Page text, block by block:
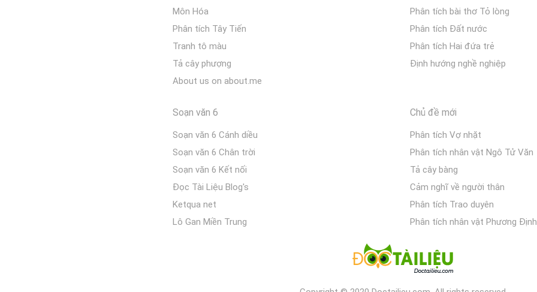
Môn Hóa
Phân tích Tây Tiến
Tranh tô màu
Tả cây phượng
About us on about.me
Phân tích bài thơ Tỏ lòng
Phân tích Đất nước
Phân tích Hai đứa trẻ
Định hướng nghề nghiệp
Soạn văn 6
Soạn văn 6 Cánh diều
Soạn văn 6 Chân trời
Soạn văn 6 Kết nối
Đọc Tài Liệu Blog's
Ketqua net
Lô Gan Miền Trung
Chủ đề mới
Phân tích Vợ nhặt
Phân tích nhân vật Ngô Tử Văn
Tả cây bàng
Cảm nghĩ về người thân
Phân tích Trao duyên
Phân tích nhân vật Phương Định